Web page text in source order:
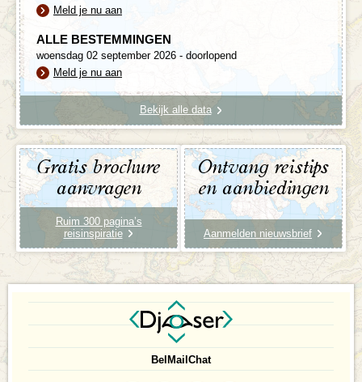
Meld je nu aan
ALLE BESTEMMINGEN
woensdag 02 september 2026 - doorlopend
Meld je nu aan
Bekijk alle data
Gratis brochure
aanvragen
Ruim 300 pagina’s
reisinspiratie
Ontvang reistips
en aanbiedingen
Aanmelden nieuwsbrief
Bel Mail Chat